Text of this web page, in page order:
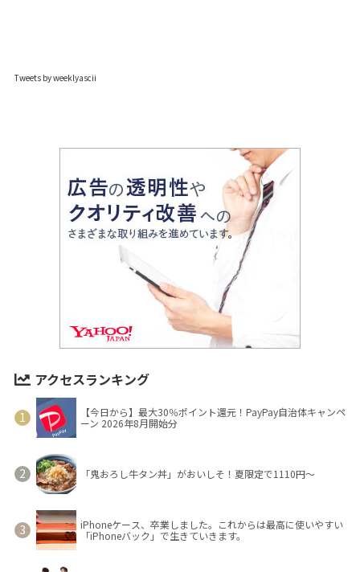
Tweets by weeklyascii
アクセスランキング
【今日から】最大30％ポイント還元！PayPay自治体キャンペ
ーン 2026年8月開始分
「鬼おろし牛タン丼」がおいしそ！夏限定で1110円～
iPhoneケース、卒業しました。これからは最高に使いやすい
「iPhoneバック」で生きていきます。